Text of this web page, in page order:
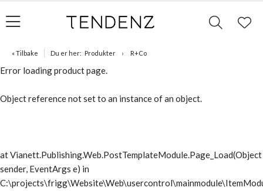
« Tilbake Du er her: Produkter R+Co
Error loading product page.
Object reference not set to an instance of an object.
at Vianett.Publishing.Web.PostTemplateModule.Page_Load(Object
sender, EventArgs e) in